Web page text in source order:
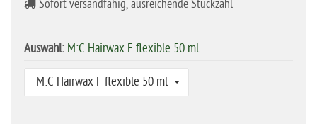
Sofort versandfähig, ausreichende Stückzahl
Auswahl: M:C Hairwax F flexible 50 ml
M:C Hairwax F flexible 50 ml